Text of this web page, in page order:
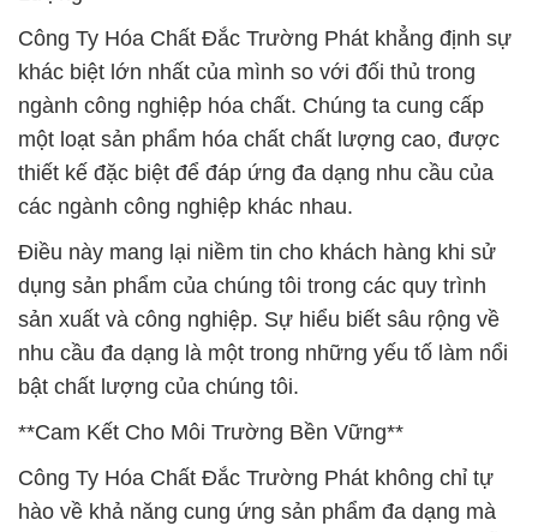
Công Ty Hóa Chất Đắc Trường Phát khẳng định sự
khác biệt lớn nhất của mình so với đối thủ trong
ngành công nghiệp hóa chất. Chúng ta cung cấp
một loạt sản phẩm hóa chất chất lượng cao, được
thiết kế đặc biệt để đáp ứng đa dạng nhu cầu của
các ngành công nghiệp khác nhau.
Điều này mang lại niềm tin cho khách hàng khi sử
dụng sản phẩm của chúng tôi trong các quy trình
sản xuất và công nghiệp. Sự hiểu biết sâu rộng về
nhu cầu đa dạng là một trong những yếu tố làm nổi
bật chất lượng của chúng tôi.
**Cam Kết Cho Môi Trường Bền Vững**
Công Ty Hóa Chất Đắc Trường Phát không chỉ tự
hào về khả năng cung ứng sản phẩm đa dạng mà